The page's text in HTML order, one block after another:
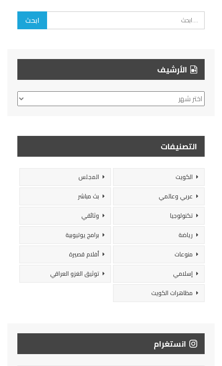
الأرشيف
الأرشيف
التصنيفات
الكويت
المجلس
عربي وعالمي
بث مباشر
تكنولوجيا
وثائقي
رياضة
برامج يوتيوبية
منوعات
أفلام قصيرة
إسلامي
توثيق الغزو العراقي
مظاهرات الكويت
انستغرام